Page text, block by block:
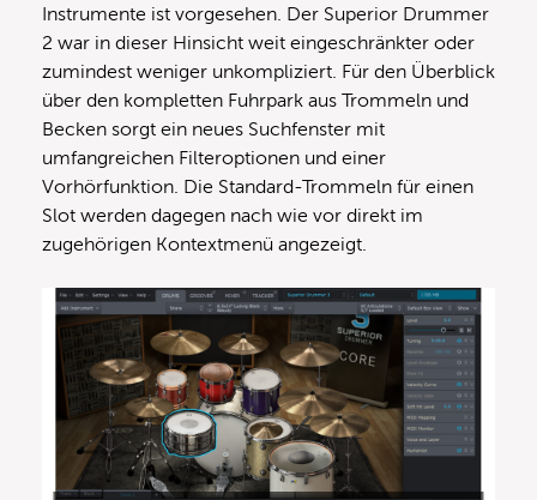
Instrumente ist vorgesehen. Der Superior Drummer
2 war in dieser Hinsicht weit eingeschränkter oder
zumindest weniger unkompliziert. Für den Überblick
über den kompletten Fuhrpark aus Trommeln und
Becken sorgt ein neues Suchfenster mit
umfangreichen Filteroptionen und einer
Vorhörfunktion. Die Standard-Trommeln für einen
Slot werden dagegen nach wie vor direkt im
zugehörigen Kontextmenü angezeigt.